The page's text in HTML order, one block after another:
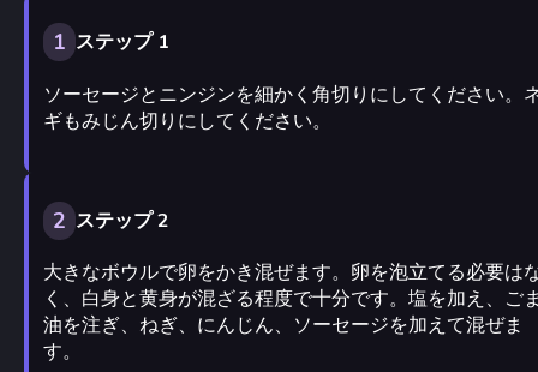
1 ステップ 1
ソーセージとニンジンを細かく角切りにしてください。
ギもみじん切りにしてください。
2 ステップ 2
大きなボウルで卵をかき混ぜます。卵を泡立てる必要は
く、白身と黄身が混ざる程度で十分です。塩を加え、ご
油を注ぎ、ねぎ、にんじん、ソーセージを加えて混ぜま
す。